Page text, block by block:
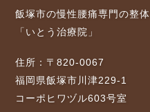
飯塚市の慢性腰痛専門の整体
「いとう治療院」
住所：〒820-0067
福岡県飯塚市川津229-1
コーポヒワヅル603号室